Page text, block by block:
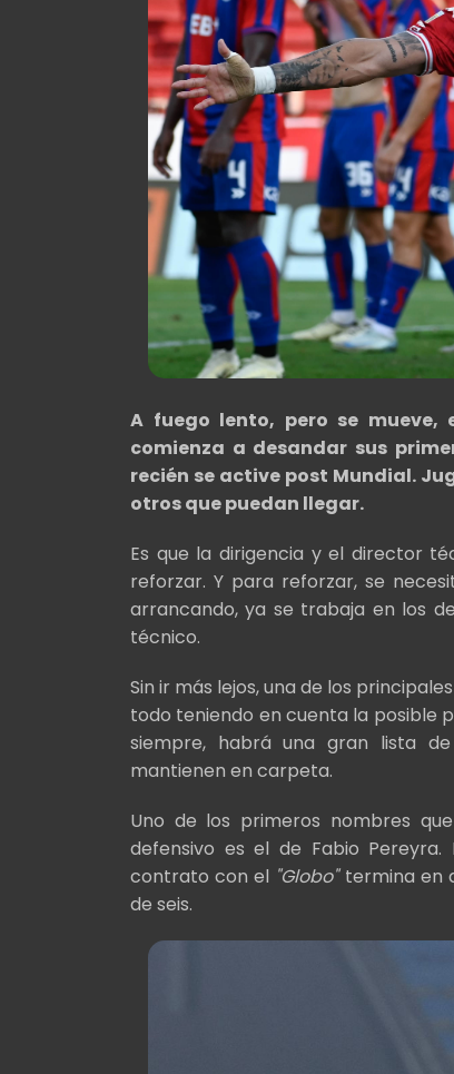
A fuego lento, pero se mueve,
comienza a desandar sus
recién se active post Mundial.
otros que puedan llegar.
Es que la dirigencia y el director
reforzar. Y para reforzar, se
arrancando, ya se trabaja en los
técnico.
Sin ir más lejos, una de los
todo teniendo en cuenta la posible
siempre, habrá una gran lista
mantienen en carpeta.
Uno de los primeros nombres
defensivo es el de Fabio
contrato con el "Globo"termina en
de seis.